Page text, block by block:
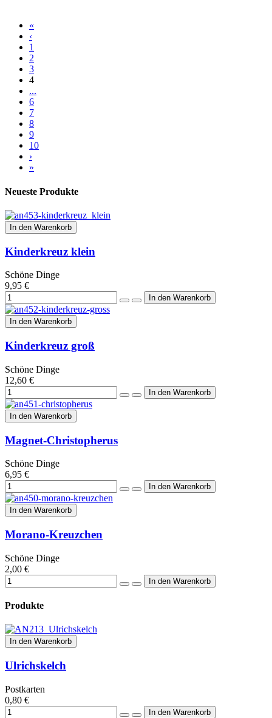
«
‹
1
2
3
4
...
6
7
8
9
10
›
»
Neueste Produkte
In den Warenkorb
Kinderkreuz klein
Schöne Dinge
9,95 €
In den Warenkorb
Kinderkreuz groß
Schöne Dinge
12,60 €
In den Warenkorb
Magnet-Christopherus
Schöne Dinge
6,95 €
In den Warenkorb
Morano-Kreuzchen
Schöne Dinge
2,00 €
Produkte
In den Warenkorb
Ulrichskelch
Postkarten
0,80 €